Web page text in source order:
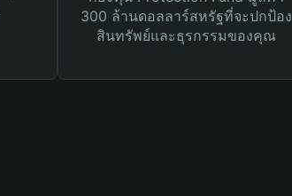
300 ล้านดอลลาร์สหรัฐที่จะปกป้อง
สินทรัพย์และธุรกรรมของคุณ